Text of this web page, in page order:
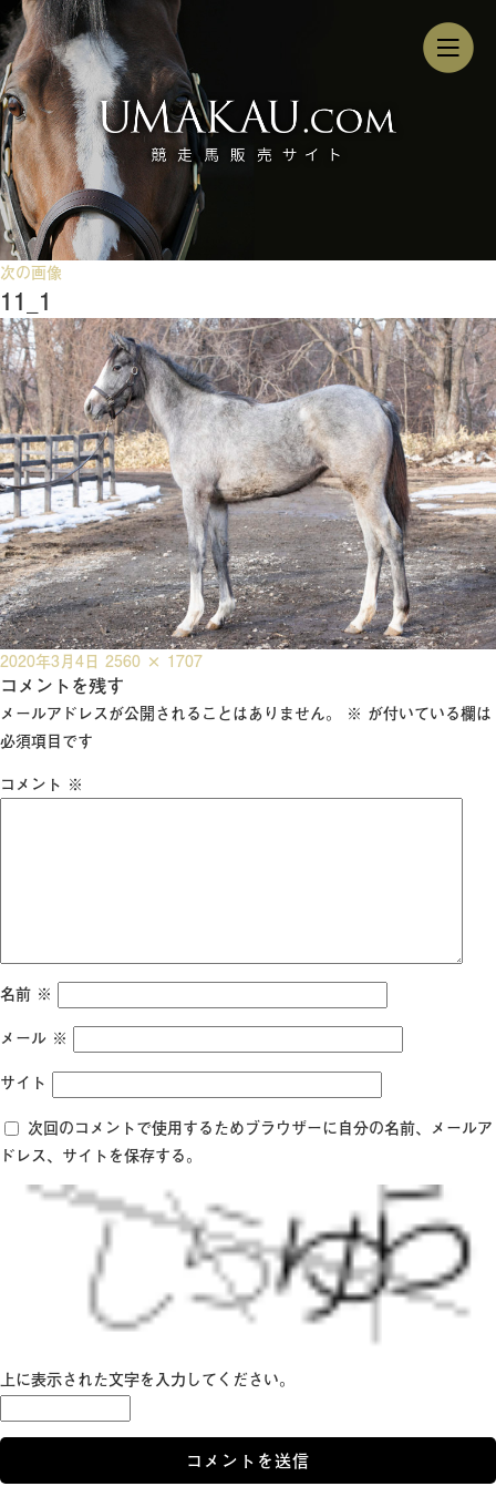
次の画像
11_1
投
稿
日:
2020年3月4日 フ
ル
サ
2560 × 1707
コメントを残す
メールアドレスが公開されることはありません。 ※ が付いている欄は
必須項目です
コメント ※
名前 ※
メール ※
サイト
次回のコメントで使用するためブラウザーに自分の名前、メールア
ドレス、サイトを保存する。
上に表示された文字を入力してください。